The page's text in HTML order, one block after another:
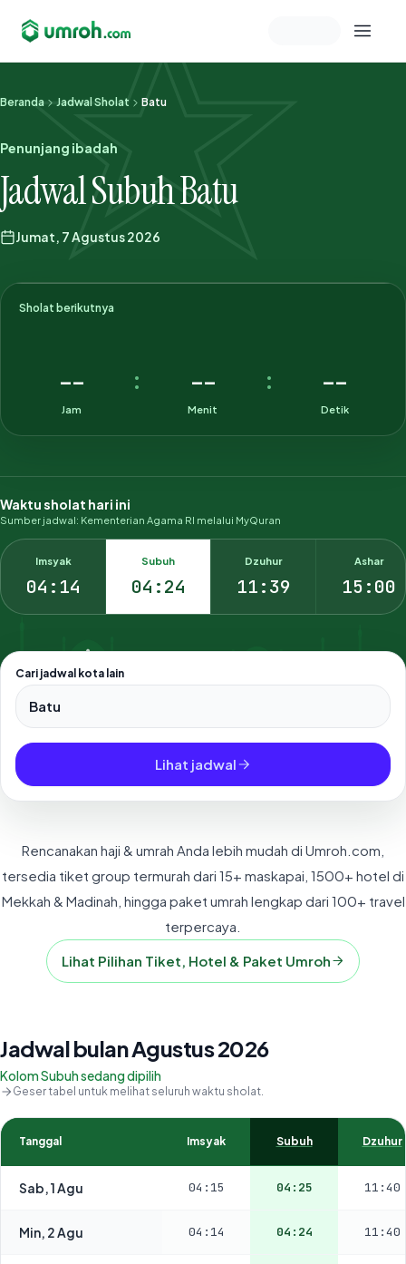
Memeriksa sesi akun
Beranda Jadwal Sholat Batu
Penunjang ibadah
Jadwal Subuh Batu
Jumat, 7 Agustus 2026
Sholat berikutnya
--
Jam
: --
Menit
: --
Detik
Waktu sholat hari ini
Sumber jadwal: Kementerian Agama RI melalui MyQuran
Imsyak
04:14
Subuh
04:24
Dzuhur
11:39
Ashar
15:00
Cari jadwal kota lain
Pilih salah satu dari 500+ kota dan kabupaten di Indonesia.
Lihat jadwal
Rencanakan haji & umrah Anda lebih mudah di Umroh.com,
tersedia tiket group termurah dari 15+ maskapai, 1500+ hotel di
Mekkah & Madinah, hingga paket umrah lengkap dari 100+ travel
terpercaya.
Lihat Pilihan Tiket, Hotel & Paket Umroh
Jadwal bulan Agustus 2026
Kolom Subuh sedang dipilih
Geser tabel untuk melihat seluruh waktu sholat.
Tanggal Imsyak Subuh Dzuhur
Sab, 1 Agu 04:15 04:25 11:40
Min, 2 Agu 04:14 04:24 11:40